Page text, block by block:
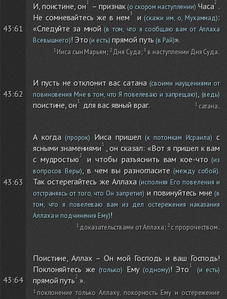
43:61
И, поистине, он – признак(о скором наступлении)Часа .
Не сомневайтесь же в нем
и(скажи им, о, Мухаммад):
«Следуйте за мной (в том, что я сообщаю вам от Аллаха
Всевышнего)! Это(и есть)прямой путь(в Рай)».
Ииса сын Марьям; Дня Суда; в наступлении Дня Суда.
43:62
И пусть не отклонит вас сатана(своими наущениями от
повиновения Мне в том, что Я повелеваю и запрещаю), (ведь)
поистине, он для вас явный враг. сатана.
43:63
А когда(пророк) Ииса пришел(к потомкам Исраила)с
ясными знамениями , он сказал: «Вот я пришел к вам
с мудростью
и чтобы разъяснить вам кое-что(из
вопросов Веры), в чем вы разногласите(между собой).
Так остерегайтесь же Аллаха(исполняя Его повеления и
отстраняясь от того, что Он запретил) и повинуйтесь мне (в
том, что я повелеваю вам из дел остережения наказания
Аллаха и подчинения Ему)!
доказательствами от Аллаха; с пророчеством.
43:64
Поистине, Аллах – Он мой Господь и ваш Господь!
Поклоняйтесь же(только)Ему(одному)! Это (и есть)
прямой путь ».
поклонение только Аллаху, покорность Ему и остережение